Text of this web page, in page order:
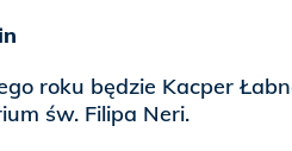
roku będzie Kacper
św. Filipa Neri.